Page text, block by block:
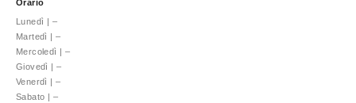
Orario
Lunedì | –
Martedì | –
Mercoledì | –
Giovedì | –
Venerdì | –
Sabato | –